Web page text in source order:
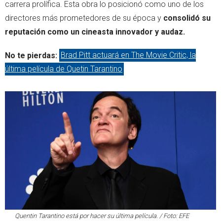
carrera prolífica. Esta obra lo posicionó como uno de los
directores más prometedores de su época y consolidó su
reputación como un cineasta innovador y audaz.
No te pierdas: Brad Pitt actuará en The Movie Critic, la
última película de Quetin Tarantino
Quentin Tarantino está por hacer su última película. / Foto: EFE